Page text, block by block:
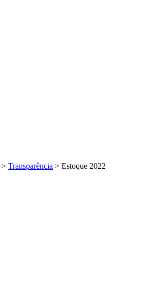
> Transparência > Estoque 2022